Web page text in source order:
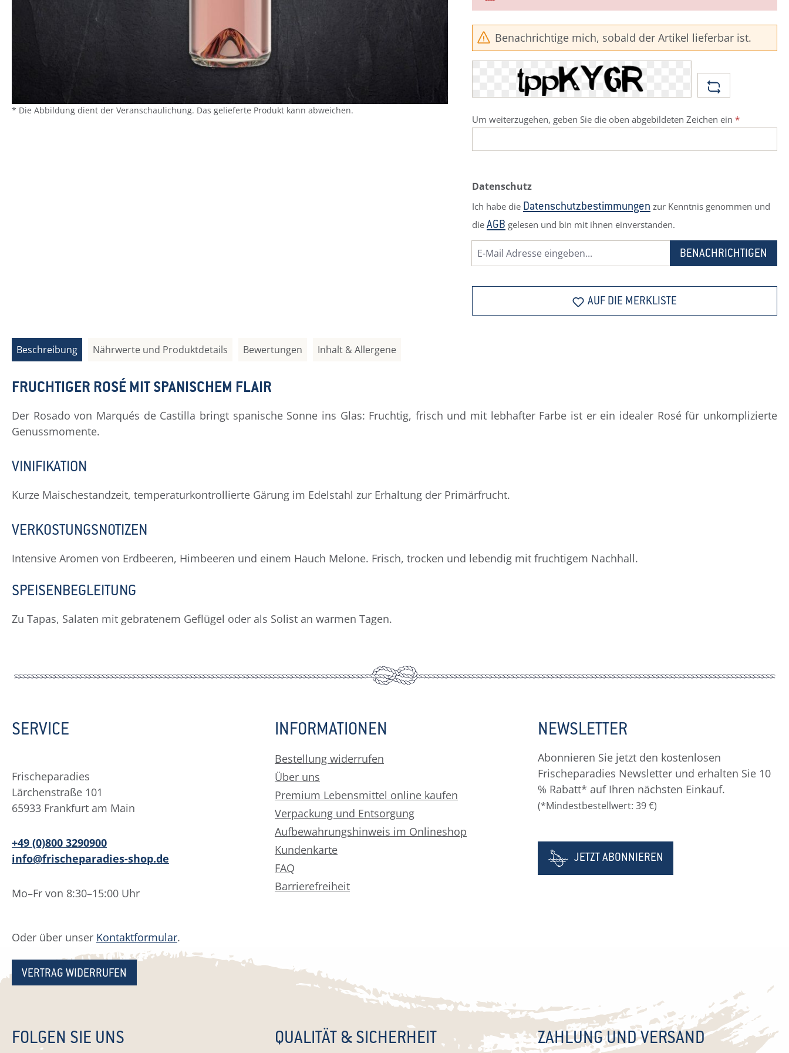
* Die Abbildung dient der Veranschaulichung. Das gelieferte Produkt kann abweichen.
Benachrichtige mich, sobald der Artikel lieferbar ist.
Um weiterzugehen, geben Sie die oben abgebildeten Zeichen ein *
Datenschutz
Ich habe die Datenschutzbestimmungen zur Kenntnis genommen und
die AGB gelesen und bin mit ihnen einverstanden.
BENACHRICHTIGEN
AUF DIE MERKLISTE
Beschreibung Nährwerte und Produktdetails Bewertungen Inhalt & Allergene
FRUCHTIGER ROSÉ MIT SPANISCHEM FLAIR
Der Rosado von Marqués de Castilla bringt spanische Sonne ins Glas: Fruchtig, frisch und mit lebhafter Farbe ist er ein idealer Rosé für unkomplizierte
Genussmomente.
VINIFIKATION
Kurze Maischestandzeit, temperaturkontrollierte Gärung im Edelstahl zur Erhaltung der Primärfrucht.
VERKOSTUNGSNOTIZEN
Intensive Aromen von Erdbeeren, Himbeeren und einem Hauch Melone. Frisch, trocken und lebendig mit fruchtigem Nachhall.
SPEISENBEGLEITUNG
Zu Tapas, Salaten mit gebratenem Geflügel oder als Solist an warmen Tagen.
SERVICE
Frischeparadies
Lärchenstraße 101
65933 Frankfurt am Main
+49 (0)800 3290900
info@frischeparadies-shop.de
Mo–Fr von 8:30–15:00 Uhr
Oder über unser Kontaktformular.
VERTRAG WIDERRUFEN
INFORMATIONEN
Bestellung widerrufen
Über uns
Premium Lebensmittel online kaufen
Verpackung und Entsorgung
Aufbewahrungshinweis im Onlineshop
Kundenkarte
FAQ
Barrierefreiheit
NEWSLETTER
Abonnieren Sie jetzt den kostenlosen
Frischeparadies Newsletter und erhalten Sie 10
% Rabatt* auf Ihren nächsten Einkauf.
(*Mindestbestellwert: 39 €)
JETZT ABONNIEREN
FOLGEN SIE UNS QUALITÄT & SICHERHEIT ZAHLUNG UND VERSAND